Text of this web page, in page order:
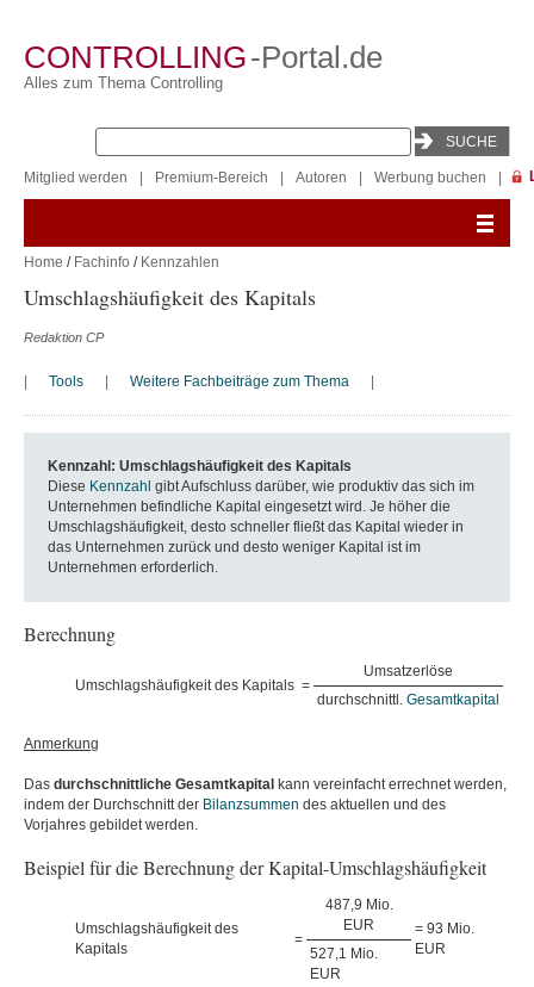
CONTROLLING-Portal.de
Alles zum Thema Controlling
Mitglied werden Premium-Bereich Autoren Werbung buchen
Home / Fachinfo / Kennzahlen
Umschlagshäufigkeit des Kapitals
Redaktion CP
Tools Weitere Fachbeiträge zum Thema
Kennzahl: Umschlagshäufigkeit des Kapitals
Diese Kennzahl gibt Aufschluss darüber, wie produktiv das sich im
Unternehmen befindliche Kapital eingesetzt wird. Je höher die
Umschlagshäufigkeit, desto schneller fließt das Kapital wieder in
das Unternehmen zurück und desto weniger Kapital ist im
Unternehmen erforderlich.
Berechnung
Umschlagshäufigkeit des Kapitals =
Umsatzerlöse
durchschnittl. Gesamtkapital
Anmerkung
Das durchschnittliche Gesamtkapital kann vereinfacht errechnet werden,
indem der Durchschnitt der Bilanzsummen des aktuellen und des
Vorjahres gebildet werden.
Beispiel für die Berechnung der Kapital-Umschlagshäufigkeit
Umschlagshäufigkeit des
Kapitals
=
487,9 Mio.
EUR
= 93 Mio.
EUR
527,1 Mio.
EUR